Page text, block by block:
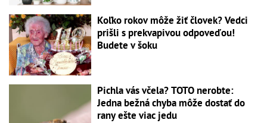
Koľko rokov môže žiť človek? Vedci
prišli s prekvapivou odpoveďou!
Budete v šoku
Pichla vás včela? TOTO nerobte:
Jedna bežná chyba môže dostať do
rany ešte viac jedu